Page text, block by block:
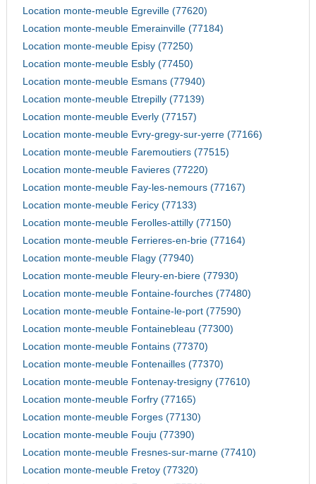
Location monte-meuble Egreville (77620)
Location monte-meuble Emerainville (77184)
Location monte-meuble Episy (77250)
Location monte-meuble Esbly (77450)
Location monte-meuble Esmans (77940)
Location monte-meuble Etrepilly (77139)
Location monte-meuble Everly (77157)
Location monte-meuble Evry-gregy-sur-yerre (77166)
Location monte-meuble Faremoutiers (77515)
Location monte-meuble Favieres (77220)
Location monte-meuble Fay-les-nemours (77167)
Location monte-meuble Fericy (77133)
Location monte-meuble Ferolles-attilly (77150)
Location monte-meuble Ferrieres-en-brie (77164)
Location monte-meuble Flagy (77940)
Location monte-meuble Fleury-en-biere (77930)
Location monte-meuble Fontaine-fourches (77480)
Location monte-meuble Fontaine-le-port (77590)
Location monte-meuble Fontainebleau (77300)
Location monte-meuble Fontains (77370)
Location monte-meuble Fontenailles (77370)
Location monte-meuble Fontenay-tresigny (77610)
Location monte-meuble Forfry (77165)
Location monte-meuble Forges (77130)
Location monte-meuble Fouju (77390)
Location monte-meuble Fresnes-sur-marne (77410)
Location monte-meuble Fretoy (77320)